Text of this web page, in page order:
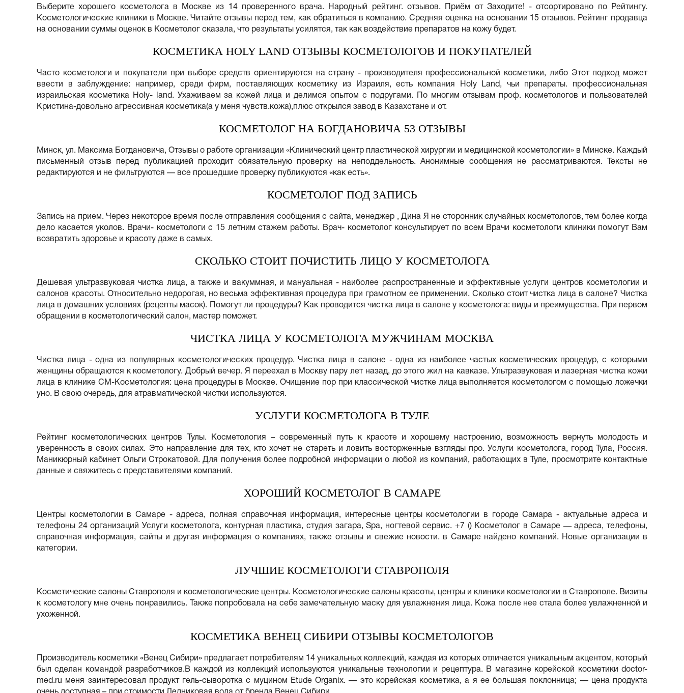
Выберите хорошего косметолога в Москве из 14 проверенного врача. Народный рейтинг. отзывов. Приём от Заходите! - отсортировано по Рейтингу.
Косметологические клиники в Москве. Читайте отзывы перед тем, как обратиться в компанию. Средняя оценка на основании 15 отзывов. Рейтинг продавца
на основании суммы оценок в Косметолог сказала, что результаты усилятся, так как воздействие препаратов на кожу будет.
КОСМЕТИКА HOLY LAND ОТЗЫВЫ КОСМЕТОЛОГОВ И ПОКУПАТЕЛЕЙ
Часто косметологи и покупатели при выборе средств ориентируются на страну - производителя профессиональной косметики, либо Этот подход может
ввести в заблуждение: например, среди фирм, поставляющих косметику из Израиля, есть компания Holy Land, чьи препараты. профессиональная
израильская косметика Holy- land. Ухаживаем за кожей лица и делимся опытом с подругами. По многим отзывам проф. косметологов и пользователей
Кристина-довольно агрессивная косметика(а у меня чувств.кожа),плюс открылся завод в Казахстане и от.
КОСМЕТОЛОГ НА БОГДАНОВИЧА 53 ОТЗЫВЫ
Минск, ул. Максима Богдановича, Отзывы о работе организации «Клинический центр пластической хирургии и медицинской косметологии» в Минске. Каждый
письменный отзыв перед публикацией проходит обязательную проверку на неподдельность. Анонимные сообщения не рассматриваются. Тексты не
редактируются и не фильтруются — все прошедшие проверку публикуются «как есть».
КОСМЕТОЛОГ ПОД ЗАПИСЬ
Запись на прием. Через некоторое время после отправления сообщения с сайта, менеджер , Дина Я не сторонник случайных косметологов, тем более когда
дело касается уколов. Врачи- косметологи с 15 летним стажем работы. Врач- косметолог консультирует по всем Врачи косметологи клиники помогут Вам
возвратить здоровье и красоту даже в самых.
СКОЛЬКО СТОИТ ПОЧИСТИТЬ ЛИЦО У КОСМЕТОЛОГА
Дешевая ультразвуковая чистка лица, а также и вакуммная, и мануальная - наиболее распространенные и эффективные услуги центров косметологии и
салонов красоты. Относительно недорогая, но весьма эффективная процедура при грамотном ее применении. Сколько стоит чистка лица в салоне? Чистка
лица в домашних условиях (рецепты масок). Помогут ли процедуры? Как проводится чистка лица в салоне у косметолога: виды и преимущества. При первом
обращении в косметологический салон, мастер поможет.
ЧИСТКА ЛИЦА У КОСМЕТОЛОГА МУЖЧИНАМ МОСКВА
Чистка лица - одна из популярных косметологических процедур. Чистка лица в салоне - одна из наиболее частых косметических процедур, с которыми
женщины обращаются к косметологу. Добрый вечер. Я переехал в Москву пару лет назад, до этого жил на кавказе. Ультразвуковая и лазерная чистка кожи
лица в клинике СМ-Косметология: цена процедуры в Москве. Очищение пор при классической чистке лица выполняется косметологом с помощью ложечки
уно. В свою очередь, для атравматической чистки используются.
УСЛУГИ КОСМЕТОЛОГА В ТУЛЕ
Рейтинг косметологических центров Тулы. Косметология – современный путь к красоте и хорошему настроению, возможность вернуть молодость и
уверенность в своих силах. Это направление для тех, кто хочет не стареть и ловить восторженные взгляды про. Услуги косметолога, город Тула, Россия.
Маникюрный кабинет Ольги Строкатовой. Для получения более подробной информации о любой из компаний, работающих в Туле, просмотрите контактные
данные и свяжитесь с представителями компаний.
ХОРОШИЙ КОСМЕТОЛОГ В САМАРЕ
Центры косметологии в Самаре - адреса, полная справочная информация, интересные центры косметологии в городе Самара - актуальные адреса и
телефоны 24 организаций Услуги косметолога, контурная пластика, студия загара, Spa, ногтевой сервис. +7 () Косметолог в Самаре ― адреса, телефоны,
справочная информация, сайты и другая информация о компаниях, также отзывы и свежие новости. в Самаре найдено компаний. Новые организации в
категории.
ЛУЧШИЕ КОСМЕТОЛОГИ СТАВРОПОЛЯ
Косметические салоны Ставрополя и косметологические центры. Косметологические салоны красоты, центры и клиники косметологии в Ставрополе. Визиты
к косметологу мне очень понравились. Также попробовала на себе замечательную маску для увлажнения лица. Кожа после нее стала более увлажненной и
ухоженной.
КОСМЕТИКА ВЕНЕЦ СИБИРИ ОТЗЫВЫ КОСМЕТОЛОГОВ
Производитель косметики «Венец Сибири» предлагает потребителям 14 уникальных коллекций, каждая из которых отличается уникальным акцентом, который
был сделан командой разработчиков.В каждой из коллекций используются уникальные технологии и рецептура. В магазине корейской косметики doctor-
med.ru меня заинтересовал продукт гель-сыворотка с муцином Etude Organix. — это корейская косметика, а я ее большая поклонница; — цена продукта